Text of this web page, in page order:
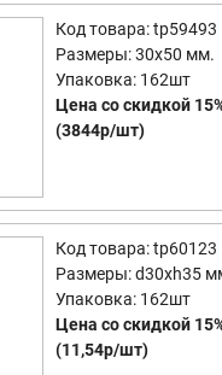
Код товара: tp59493
Размеры: 30x50 мм.
Упаковка: 162шт
Цена со скидкой
(3844р/шт)
Код товара: tp60123
Размеры: d30xh35
Упаковка: 162шт
Цена со скидкой
(11,54р/шт)